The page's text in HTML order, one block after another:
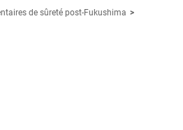
de sûreté post-Fukushima